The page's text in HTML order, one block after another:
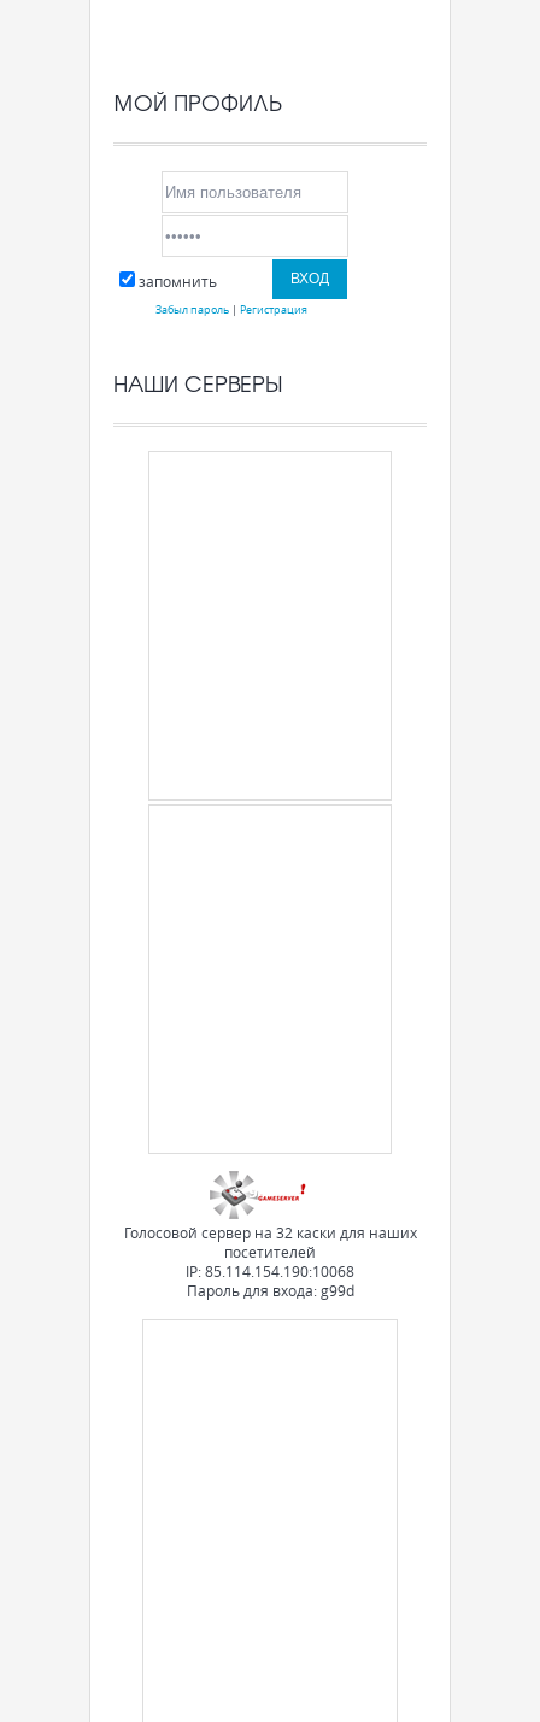
МОЙ ПРОФИЛЬ
запомнить
Забыл пароль| Регистрация
НАШИ СЕРВЕРЫ
Голосовой сервер на 32 каски для наших
посетителей
IP: 85.114.154.190:10068
Пароль для входа: g99d